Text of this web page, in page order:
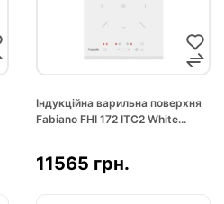
Індукційна варильна поверхня
Fabiano FHI 172 ITC2 White...
11565 грн.